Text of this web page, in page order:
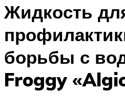
Жидкость
борьбы с
Froggy